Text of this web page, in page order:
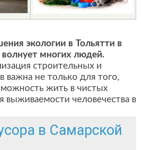
экологии в Тольятти в
многих людей.
строительных и
важна не только для того,
жить в чистых
выживаемости человечества в
в Самарской